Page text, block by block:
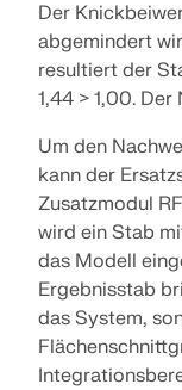
Entwerfen und
mit CBFEM
vollständig
genauere
MEHR
Der
abgemindert
resultiert der
1,44 > 1,00.
Um den
kann der
Zusatzmodul
wird ein Stab
das Modell
Ergebnisstab
das System,